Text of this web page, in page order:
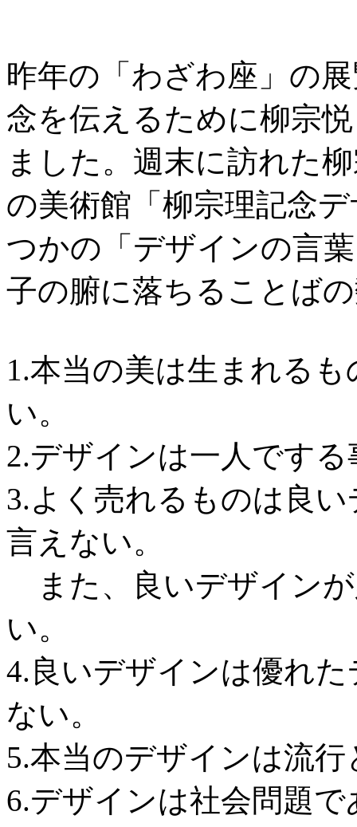
昨年の「わざわ座」の
念を伝えるために柳宗
ました。週末に訪れた
の美術館「柳宗理記念
つかの「デザインの言
子の腑に落ちることば
1.本当の美は生まれる
い。
2.デザインは一人です
3.よく売れるものは良
言えない。
また、良いデザイン
い。
4.良いデザインは優れ
ない。
5.本当のデザインは流
6.デザインは社会問題で